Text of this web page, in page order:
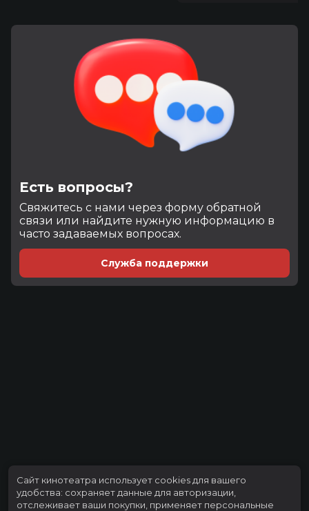
Есть вопросы?
Cвяжитесь с нами через форму обратной
связи или найдите нужную информацию в
часто задаваемых вопросах.
Служба поддержки
Сайт кинотеатра использует cookies для вашего
удобства: сохраняет данные для авторизации,
отслеживает ваши покупки, применяет персональные